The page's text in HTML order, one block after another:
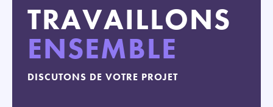
TRAVAILLONS
ENSEMBLE
DISCUTONS DE VOTRE PROJET